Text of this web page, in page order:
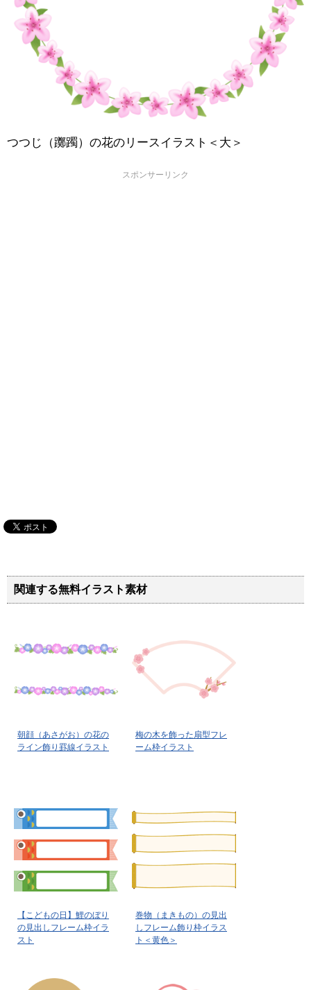
つつじ（躑躅）の花のリースイラスト＜大＞
スポンサーリンク
関連する無料イラスト素材
朝顔（あさがお）の花の
ライン飾り罫線イラスト
梅の木を飾った扇型フレ
ーム枠イラスト
【こどもの日】鯉のぼり
の見出しフレーム枠イラ
スト
巻物（まきもの）の見出
しフレーム飾り枠イラス
ト＜黄色＞